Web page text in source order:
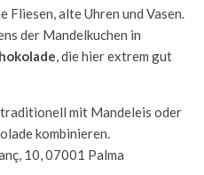
alte Uhren und Vasen.
der Mandelkuchen in
, die hier extrem gut
mit Mandeleis oder
kombinieren.
10, 07001 Palma